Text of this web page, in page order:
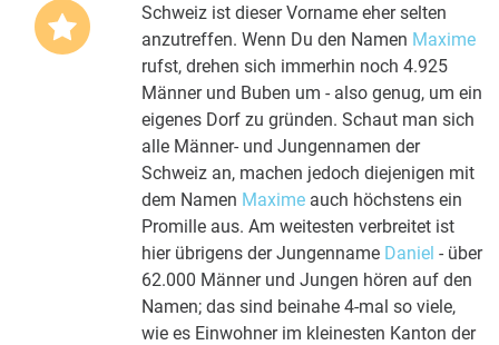
Schweiz ist dieser Vorname eher selten
anzutreffen. Wenn Du den Namen Maxime
rufst, drehen sich immerhin noch 4.925
Männer und Buben um - also genug, um ein
eigenes Dorf zu gründen. Schaut man sich
alle Männer- und Jungennamen der
Schweiz an, machen jedoch diejenigen mit
dem Namen Maxime auch höchstens ein
Promille aus. Am weitesten verbreitet ist
hier übrigens der Jungenname Daniel - über
62.000 Männer und Jungen hören auf den
Namen; das sind beinahe 4-mal so viele,
wie es Einwohner im kleinesten Kanton der